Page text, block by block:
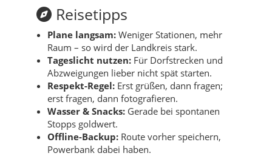
Reisetipps
Plane langsam: Weniger Stationen, mehr
Raum – so wird der Landkreis stark.
Tageslicht nutzen: Für Dorfstrecken und
Abzweigungen lieber nicht spät starten.
Respekt-Regel: Erst grüßen, dann fragen;
erst fragen, dann fotografieren.
Wasser & Snacks: Gerade bei spontanen
Stopps goldwert.
Offline-Backup: Route vorher speichern,
Powerbank dabei haben.